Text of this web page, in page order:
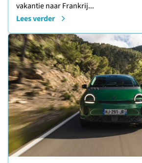
vakantie naar Frankrij...
Lees verder